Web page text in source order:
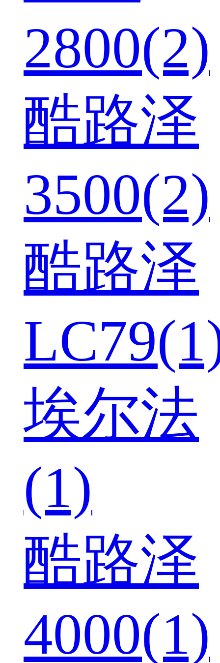
2800(2)
酷路泽
3500(2)
酷路泽
埃尔法
(1)
酷路泽
4000(1)